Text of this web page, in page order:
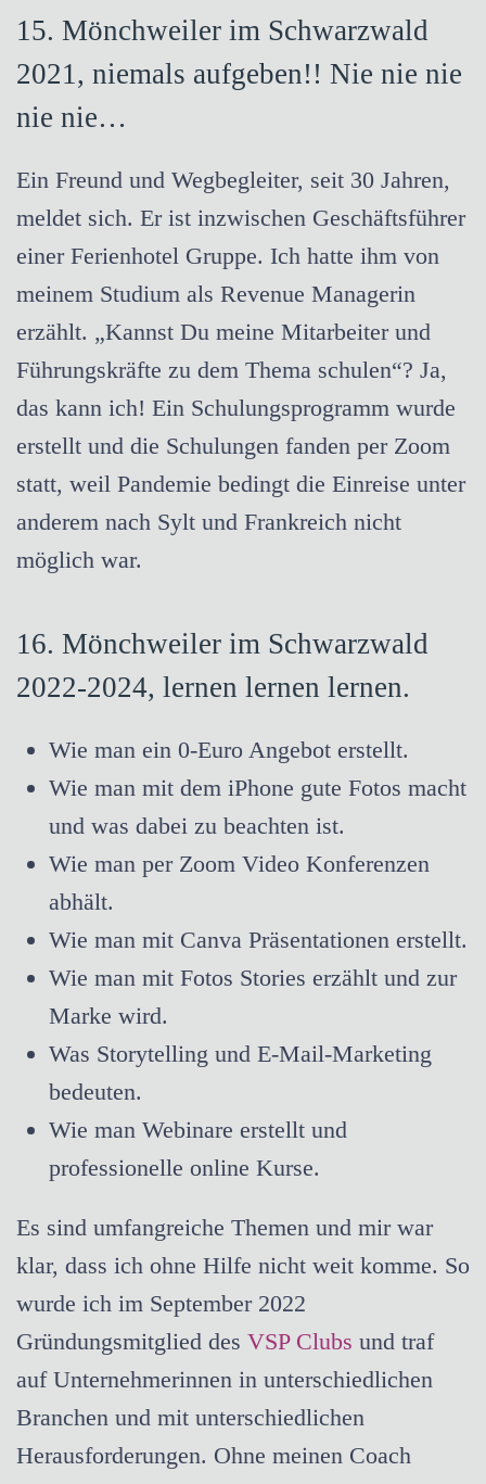
15. Mönchweiler im Schwarzwald
2021, niemals aufgeben!! Nie nie nie
nie nie…
Ein Freund und Wegbegleiter, seit 30 Jahren,
meldet sich. Er ist inzwischen Geschäftsführer
einer Ferienhotel Gruppe. Ich hatte ihm von
meinem Studium als Revenue Managerin
erzählt. „Kannst Du meine Mitarbeiter und
Führungskräfte zu dem Thema schulen“? Ja,
das kann ich! Ein Schulungsprogramm wurde
erstellt und die Schulungen fanden per Zoom
statt, weil Pandemie bedingt die Einreise unter
anderem nach Sylt und Frankreich nicht
möglich war.
16. Mönchweiler im Schwarzwald
2022-2024, lernen lernen lernen.
Wie man ein 0-Euro Angebot erstellt.
Wie man mit dem iPhone gute Fotos macht
und was dabei zu beachten ist.
Wie man per Zoom Video Konferenzen
abhält.
Wie man mit Canva Präsentationen erstellt.
Wie man mit Fotos Stories erzählt und zur
Marke wird.
Was Storytelling und E-Mail-Marketing
bedeuten.
Wie man Webinare erstellt und
professionelle online Kurse.
Es sind umfangreiche Themen und mir war
klar, dass ich ohne Hilfe nicht weit komme. So
wurde ich im September 2022
Gründungsmitglied des VSP Clubs und traf
auf Unternehmerinnen in unterschiedlichen
Branchen und mit unterschiedlichen
Herausforderungen. Ohne meinen Coach